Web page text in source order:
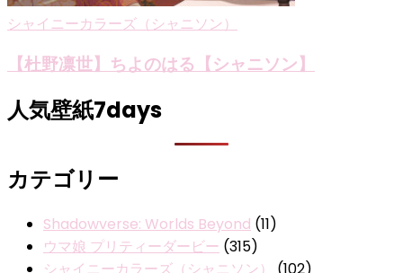
シャイニーカラーズ（シャニソン）
【杜野凛世】ちよのはる【シャニソン】
人気壁紙7days
カテゴリー
Shadowverse: Worlds Beyond (11)
ウマ娘 プリティーダービー (315)